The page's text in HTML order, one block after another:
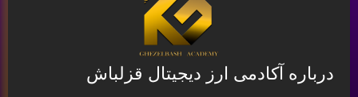
درباره آکادمی ارز دیجیتال قزلباش